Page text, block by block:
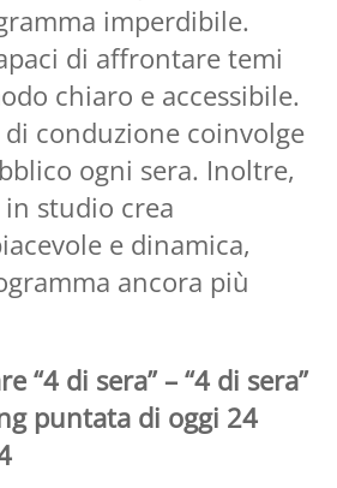
imperdibile.
di affrontare temi
chiaro e accessibile.
conduzione coinvolge
ogni sera. Inoltre,
studio crea
e dinamica,
ancora più
“4 di sera” – “4 di sera”
puntata di oggi 24